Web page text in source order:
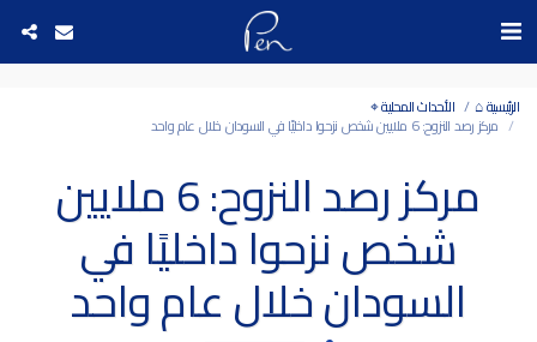
الرئيسية ⌂ الأحداث المحلية ⌖
مركز رصد النزوح: 6 ملايين شخص نزحوا داخليًا في السودان خلال عام واحد
مركز رصد النزوح: 6 ملايين
شخص نزحوا داخليًا في
السودان خلال عام واحد